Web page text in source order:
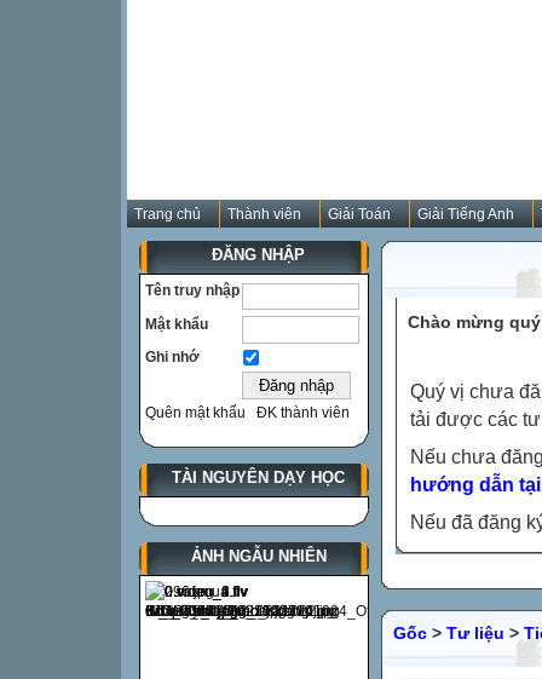
Trang chủ Thành viên Giải Toán Giải Tiếng Anh
ĐĂNG NHẬP
Tên truy nhập
Mật khẩu
Ghi nhớ
Quên mật khẩu ĐK thành viên
TÀI NGUYÊN DẠY HỌC
ẢNH NGẪU NHIÊN
Chào mừng
Quý vị chưa
tải được các
Nếu chưa
hướng dẫn
Nếu đã đăng
Gốc > Tư liệu >